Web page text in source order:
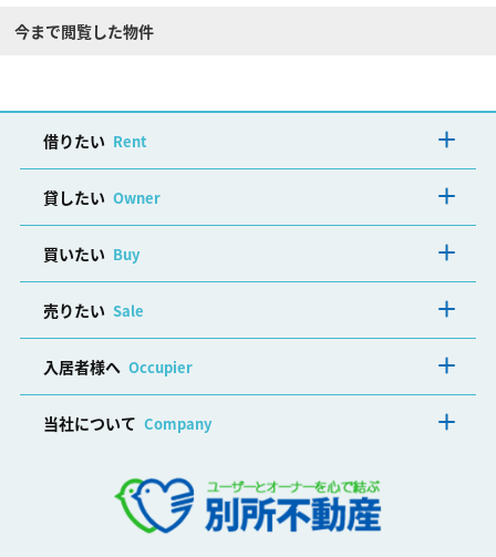
今まで閲覧した物件
借りたい Rent
貸したい Owner
買いたい Buy
売りたい Sale
入居者様へ Occupier
当社について Company